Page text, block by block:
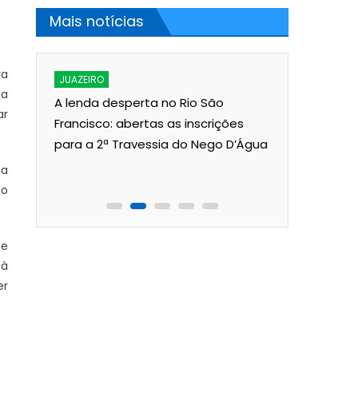
Mais notícias
JUAZEIRO
A lenda desperta no Rio São
Francisco: abertas as inscrições
para a 2ª Travessia do Nego D’Água